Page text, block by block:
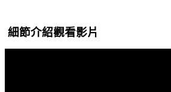
細節介紹觀看影片